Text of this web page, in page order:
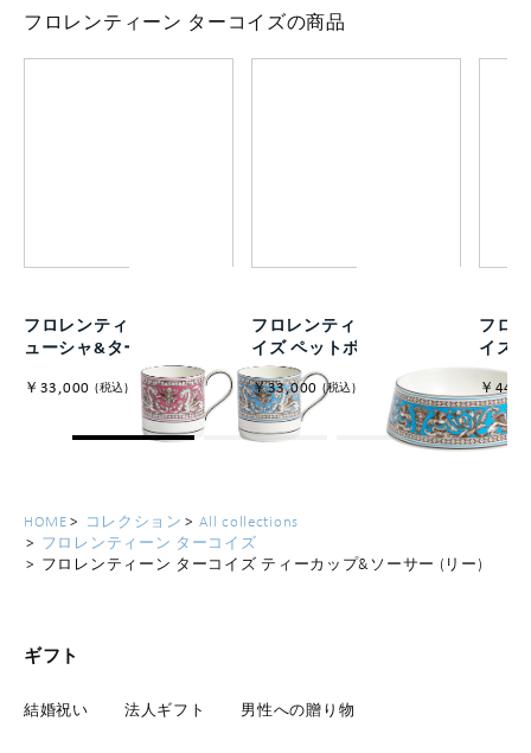
フロレンティーン ターコイズの商品
フロレンティーン マグ フ
ューシャ&ターコイズ
￥33,000 (税込)
フロレンティーン ターコ
イズ ペットボウル 21cm
￥33,000 (税込)
フロ
イズ
￥
HOME コレクション
All collections
フロレンティーン ターコイズ
フロレンティーン ターコイズ ティーカップ&ソーサー (リー)
ギフト
結婚祝い 法人ギフト 男性への贈り物